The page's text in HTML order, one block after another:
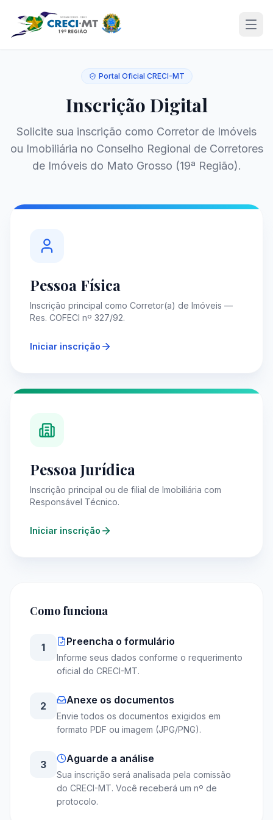
Portal Oficial CRECI-MT
Inscrição Digital
Solicite sua inscrição como Corretor de Imóveis
ou Imobiliária no Conselho Regional de Corretores
de Imóveis do Mato Grosso (19ª Região).
Pessoa Física
Inscrição principal como Corretor(a) de Imóveis —
Res. COFECI nº 327/92.
Iniciar inscrição
Pessoa Jurídica
Inscrição principal ou de filial de Imobiliária com
Responsável Técnico.
Iniciar inscrição
Como funciona
1 Preencha o formulário
Informe seus dados conforme o requerimento
oficial do CRECI-MT.
2 Anexe os documentos
Envie todos os documentos exigidos em
formato PDF ou imagem (JPG/PNG).
3 Aguarde a análise
Sua inscrição será analisada pela comissão
do CRECI-MT. Você receberá um nº de
protocolo.